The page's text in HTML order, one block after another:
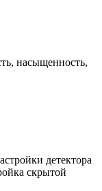
насыщенность,
детектора
скрытой